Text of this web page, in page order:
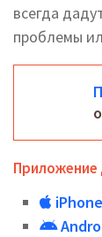
всегда
проблемы
Приложение
iPhone